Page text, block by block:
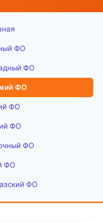
ФО
ФО
ФО
ФО
ФО
ФО
ФО
ФО